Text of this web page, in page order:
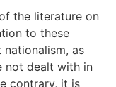
the literature on
to these
as
not dealt with in
contrary, it is